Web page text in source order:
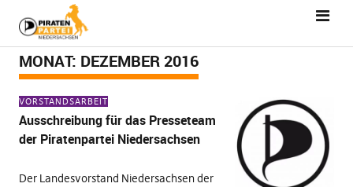
MONAT: DEZEMBER 2016
VORSTANDSARBEIT
Ausschreibung für das Presseteam
der Piratenpartei Niedersachsen
Der Landesvorstand Niedersachsen der